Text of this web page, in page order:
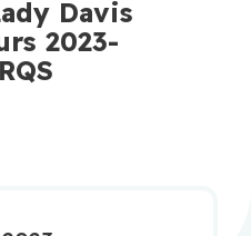
Davis
2023-